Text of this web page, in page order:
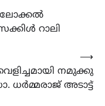
ലോക്കൽ
റാലി
നമുക്കു
ധർമ്മരാജ് അടാട്ട്
⟶